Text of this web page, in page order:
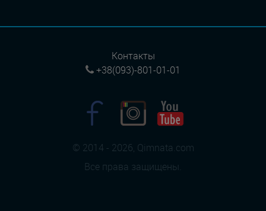
© 2014 - 2026, Qimnata.com
Все права защищены.
Контакты
+38(093)-801-01-01